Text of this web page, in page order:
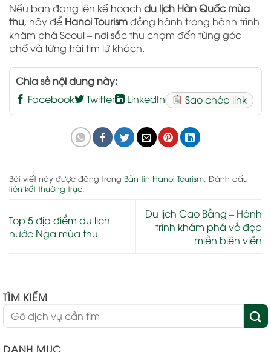
Nếu bạn đang lên kế hoạch du lịch Hàn Quốc mùa
thu, hãy để Hanoi Tourismđồng hành trong hành trình
khám phá Seoul – nơi sắc thu chạm đến từng góc
phố và từng trái tim lữ khách.
Chia sẻ nội dung này:
Facebook
Twitter LinkedIn Sao chép link
Bài viết này được đăng trong Bản tin Hanoi Tourism. Đánh dấu
liên kết thường trực.
Top 5 địa điểm du lịch
nước Nga mùa thu
Du lịch Cao Bằng – Hành
trình khám phá vẻ đẹp
miền biên viễn
TÌM KIẾM
DANH MỤC